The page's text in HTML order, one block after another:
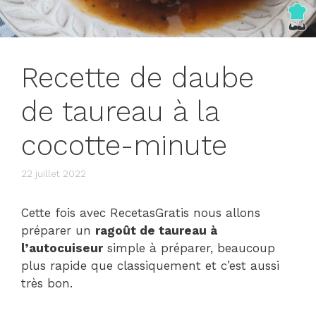
Recette de daube
de taureau à la
cocotte-minute
22 juillet 2022
Cette fois avec RecetasGratis nous allons
préparer un ragoût de taureau à
l’autocuiseursimple à préparer, beaucoup
plus rapide que classiquement et c’est aussi
très bon.